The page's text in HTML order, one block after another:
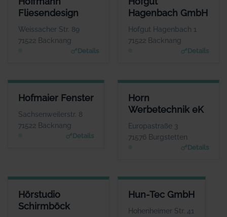
Fliesendesign
Weissacher Str. 89
71522 Backnang
Details
ANSPRECHPARTNER
Herr Bernd Hoffmann
www.hoffmann-fliesen.de
Hagenbach GmbH
Hofgut Hagenbach 1
71522 Backnang
Details
ANSPRECHPARTNER
Herr Matthias Wurche
www.hofgut-hagenbach.de
Hofmaier Fenster
Sachsenweilerstr. 8
71522 Backnang
Details
HOFMAIER FENSTER
Herr Herbert
Hofmaier
WEBSITE
www.hofmaier-fenster.
Horn
Werbetechnik eK
Europastraße 3
71576 Burgstetten
Details
HORN WERBETECHNIK EK
ANSPRECHPARTNER
Herr Thomas Horn
www.horn-werbetechni
Hörstudio
Schirmböck
HÖRSTUDIO SCHIRMBÖCK
ANSPRECHPARTNER
Frau Anne
Hun-Tec GmbH
Hohenheimer Str. 41
HUN-TEC GMBH
Herr Tamas Gauder